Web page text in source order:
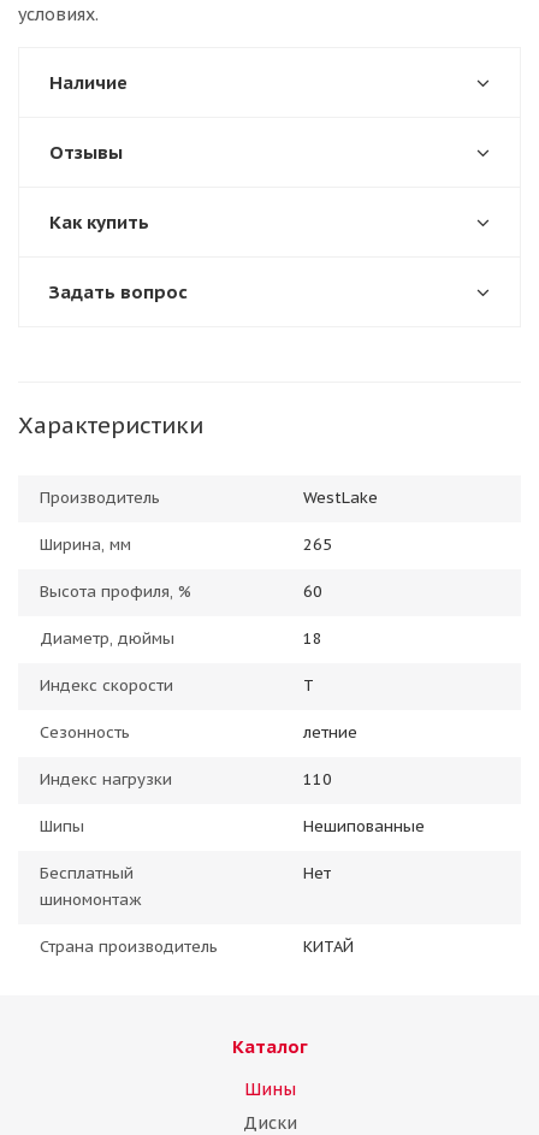
условиях.
Наличие
Отзывы
Как купить
Задать вопрос
Характеристики
Производитель WestLake
Ширина, мм 265
Высота профиля, % 60
Диаметр, дюймы 18
Индекс скорости T
Сезонность летние
Индекс нагрузки 110
Шипы Нешипованные
Бесплатный
шиномонтаж
Нет
Страна производитель КИТАЙ
Каталог
Шины
Диски